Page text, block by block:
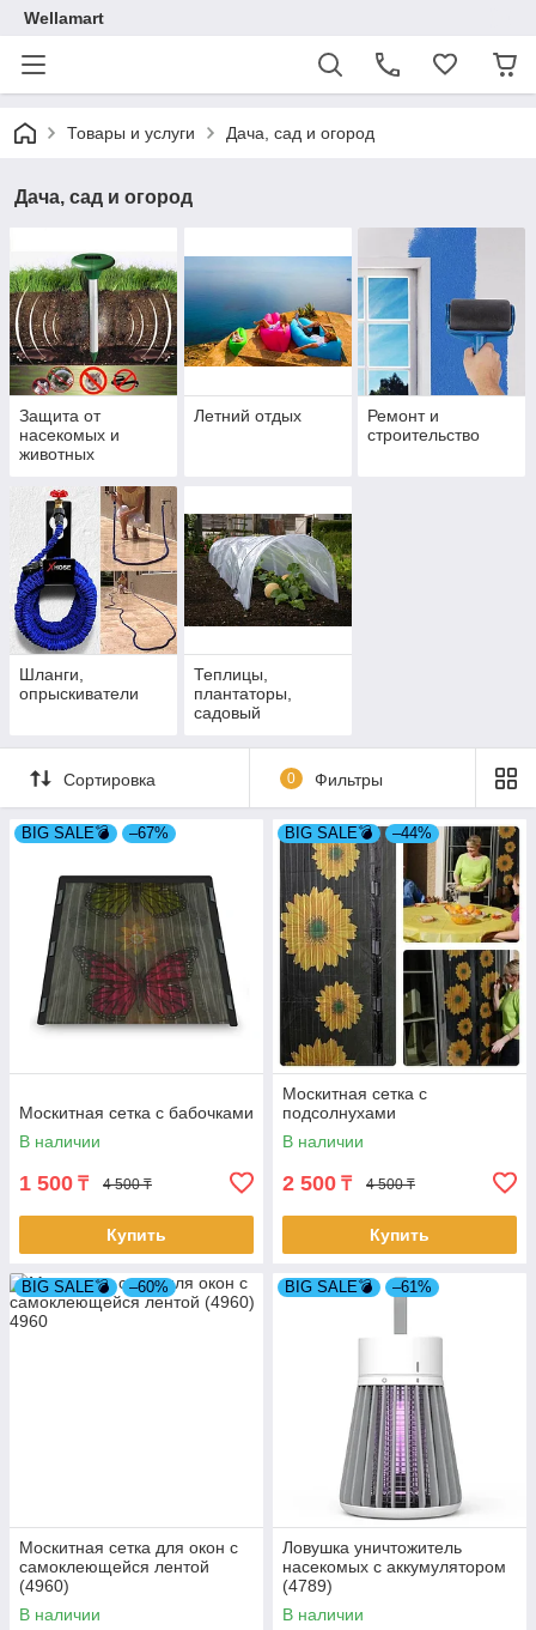
Wellamart
Товары и услуги Дача, сад и огород
Дача, сад и огород
Защита от
насекомых и
животных
Летний отдых
Ремонт и
строительство
Шланги,
опрыскиватели
Теплицы,
плантаторы,
садовый
Сортировка 0 Фильтры
BIG SALE💣 –67%
Москитная сетка с бабочками
В наличии
1 500 ₸ 4 500 ₸
Купить
BIG SALE💣 –44%
Москитная сетка с
подсолнухами
В наличии
2 500 ₸ 4 500 ₸
Купить
BIG SALE💣 –60%
Москитная сетка для окон с
самоклеющейся лентой
(4960)
В наличии
BIG SALE💣 –61%
Ловушка уничтожитель
насекомых с аккумулятором
(4789)
В наличии